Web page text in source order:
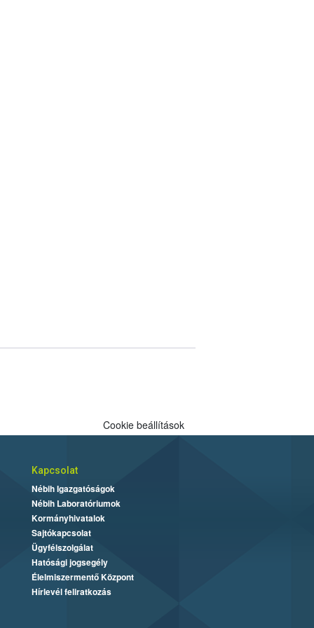
Cookie beállítások
Kapcsolat
Nébih Igazgatóságok
Nébih Laboratóriumok
Kormányhivatalok
Sajtókapcsolat
Ügyfélszolgálat
Hatósági jogsegély
Élelmiszermentő Központ
Hírlevél feliratkozás